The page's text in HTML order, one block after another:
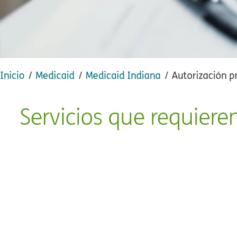
Inicio​​ Medicaid​​ Medicaid Indiana​​ Autorización
Servicios que